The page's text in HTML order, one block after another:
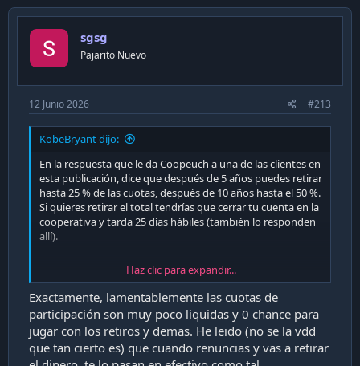
sgsg
Pajarito Nuevo
12 Junio 2026 #213
KobeBryant dijo:
En la respuesta que le da Coopeuch a una de las clientes en
esta publicación, dice que después de 5 años puedes retirar
hasta 25 % de las cuotas, después de 10 años hasta el 50 %.
Si quieres retirar el total tendrías que cerrar tu cuenta en la
cooperativa y tarda 25 días hábiles (también lo responden
allí).
Haz clic para expandir...
Exactamente, lamentablemente las cuotas de
participación son muy poco liquidas y 0 chance para
jugar con los retiros y demas. He leido (no se la vdd
que tan cierto es) que cuando renuncias y vas a retirar